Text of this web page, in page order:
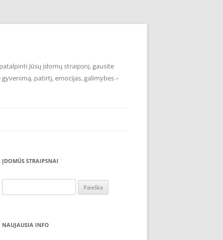
Jūsų įdomų straipsnį, gausite
patirtį, emocijas, galimybes –
ĮDOMŪS STRAIPSNAI
NAUJAUSIA INFO